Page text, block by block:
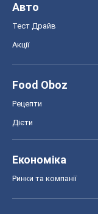
Авто
Тест Драйв
Акції
Food Oboz
Рецепти
Дієти
Економіка
Ринки та компанії